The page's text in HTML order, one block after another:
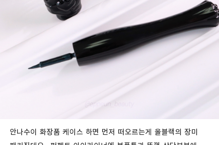
안나수이 화장품 케이스 하면 먼저 떠오르는게 올블랙의 장미